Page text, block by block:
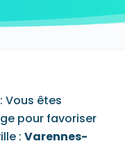
91080
91690
91410
La Forêt-
91830
Le Plessis-
91630
Leuville-
: Vous êtes
pour favoriser
:Varennes-